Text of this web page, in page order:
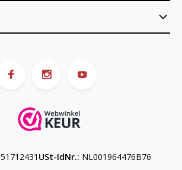
51712431 USt-IdNr.: NL001964476B76